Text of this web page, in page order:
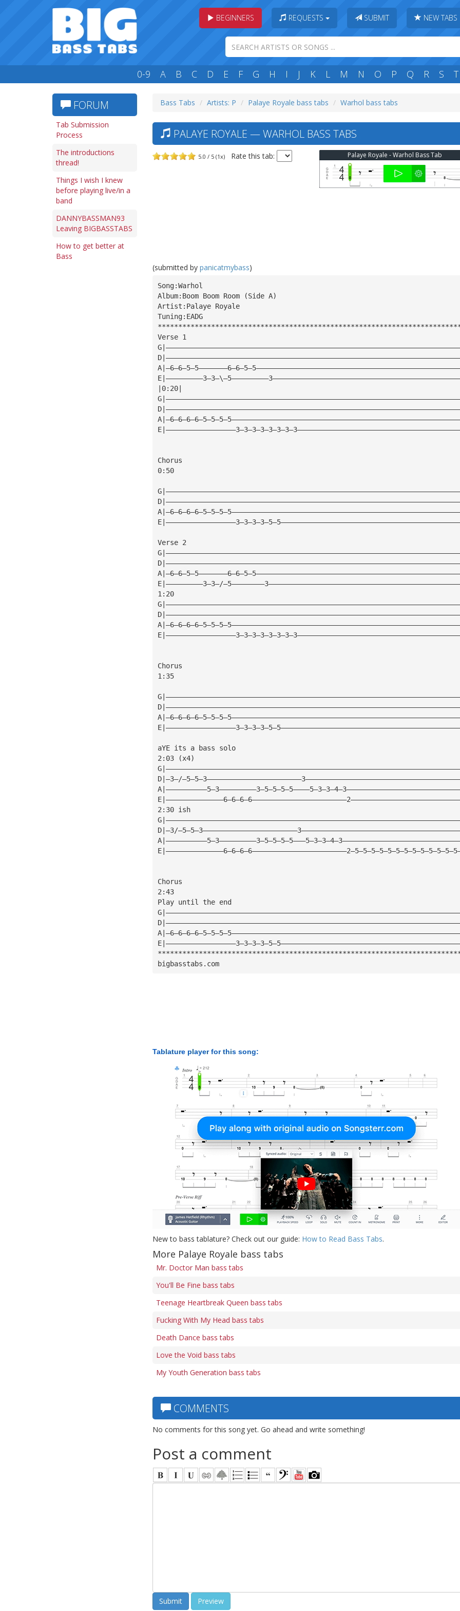
BEGINNERS REQUESTS SUBMIT NEW TABS
0-9 A B C D E F G H I J K L M N O P Q R S T
FORUM
Tab Submission
Process
The introductions
thread!
Things I wish I knew
before playing live/in a
band
DANNYBASSMAN93
Leaving BIGBASSTABS
How to get better at
Bass
Bass Tabs Artists: P Palaye Royale bass tabs Warhol bass tabs
PALAYE ROYALE — WARHOL BASS TABS
5.0 / 5 (1x) Rate this tab: Palaye Royale - Warhol Bass Tab
(submitted by panicatmybass)
Song:Warhol
Album:Boom Boom Room (Side A)
Artist:Palaye Royale
Tuning:EADG
Verse 1
|0:20|
Chorus
0:50
Verse 2
E|—————————3—3—/
1:20
Chorus
1:35
aYE its a bass solo
2:03 (x4)
D|—3—/
2:30 ish
D|—3/
Chorus
2:43
Play until the end
bigbasstabs.com
Tablature player for this song:
New to bass tablature? Check out our guide: How to Read Bass Tabs.
More Palaye Royale bass tabs
Mr. Doctor Man bass tabs
You'll Be Fine bass tabs
Teenage Heartbreak Queen bass tabs
Fucking With My Head bass tabs
Death Dance bass tabs
Love the Void bass tabs
My Youth Generation bass tabs
COMMENTS
No comments for this song yet. Go ahead and write something!
Post a comment